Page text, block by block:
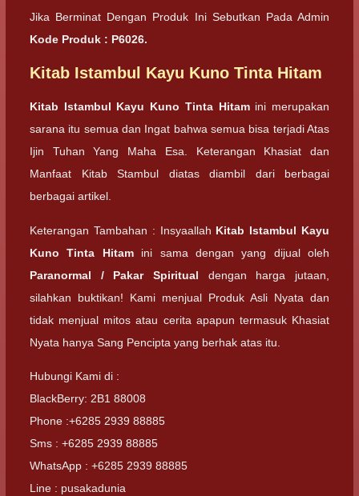
Jika Berminat Dengan Produk Ini Sebutkan Pada Admin
Kode Produk : P6026.
Kitab Istambul Kayu Kuno Tinta Hitam
Kitab Istambul Kayu Kuno Tinta Hitamini merupakan
sarana itu semua dan Ingat bahwa semua bisa terjadi Atas
Ijin Tuhan Yang Maha Esa. Keterangan Khasiat dan
Manfaat Kitab Stambul diatas diambil dari berbagai
berbagai artikel.
Keterangan Tambahan : Insyaallah Kitab Istambul Kayu
Kuno Tinta Hitamini sama dengan yang dijual oleh
Paranormal / Pakar Spiritual dengan harga jutaan,
silahkan buktikan! Kami menjual Produk Asli Nyata dan
tidak menjual mitos atau cerita apapun termasuk Khasiat
Nyata hanya Sang Pencipta yang berhak atas itu.
Hubungi Kami di :
BlackBerry: 2B1 88008
Phone :+6285 2939 88885
Sms : +6285 2939 88885
WhatsApp : +6285 2939 88885
Line : pusakadunia